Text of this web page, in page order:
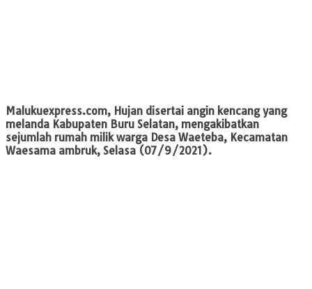
Malukuexpress.com, Hujan disertai angin kencang yang
melanda Kabupaten Buru Selatan, mengakibatkan
sejumlah rumah milik warga Desa Waeteba, Kecamatan
Waesama ambruk, Selasa (07/9/2021).